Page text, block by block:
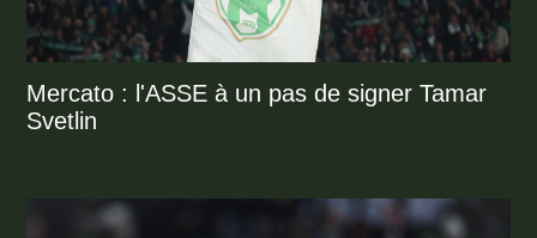
Mercato : l'ASSE à un pas de signer Tamar
Svetlin